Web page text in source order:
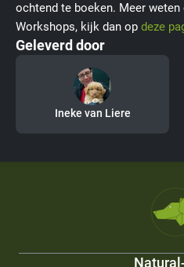
ochtend te boeken. Meer weten
Workshops, kijk dan op deze
Geleverd door
Ineke van Liere